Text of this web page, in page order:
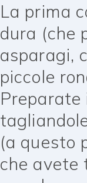
La prima
dura (che
asparagi,
piccole
Preparate
(a questo
che avete